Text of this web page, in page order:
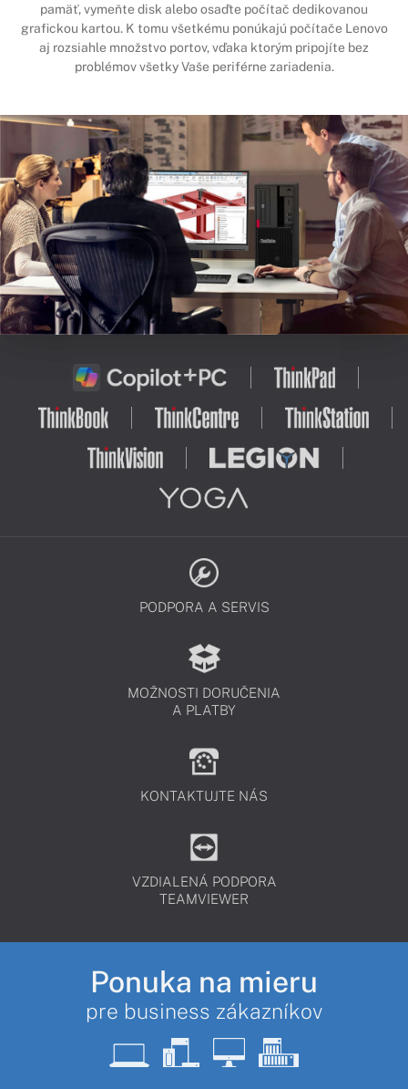
pamäť, vymeňte disk alebo osaďte počítač dedikovanou
grafickou kartou. K tomu všetkému ponúkajú počítače Lenovo
aj rozsiahle množstvo portov, vďaka ktorým pripojíte bez
problémov všetky Vaše periférne zariadenia.
PODPORA A SERVIS
MOŽNOSTI DORUČENIA
A PLATBY
KONTAKTUJTE NÁS
VZDIALENÁ PODPORA
TEAMVIEWER
Ponuka na mieru
pre business zákazníkov